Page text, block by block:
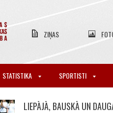
ZIŅAS
STATISTIKA SPORTISTI
LIEPĀJĀ, BAUSKĀ UN